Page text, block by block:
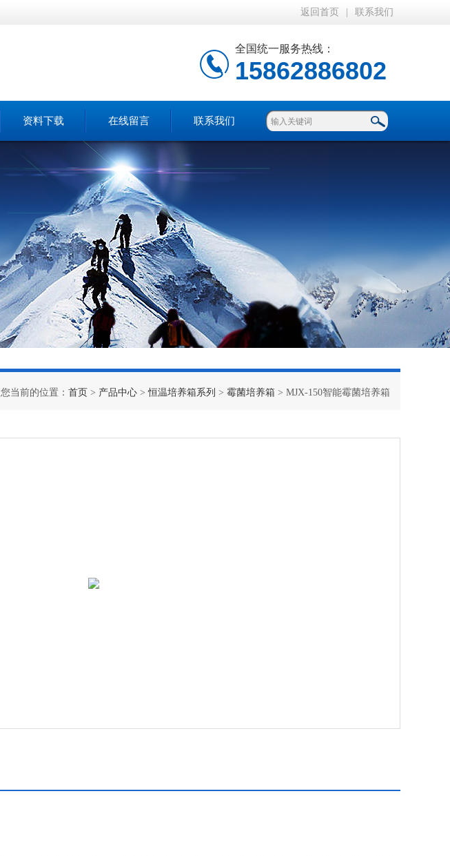
返回首页 联系我们
全国统一服务热线：
15862886802
资料下载 在线留言 联系我们
您当前的位置： 首页 > 产品中心 >恒温培养箱系列 > 霉菌培养箱 > MJX-150智能霉菌培养箱